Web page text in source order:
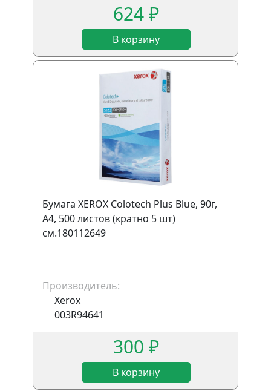
624 ₽
В корзину
Бумага XEROX Colotech Plus Blue, 90г,
A4, 500 листов (кратно 5 шт)
см.180112649
Производитель:
Xerox
003R94641
300 ₽
В корзину